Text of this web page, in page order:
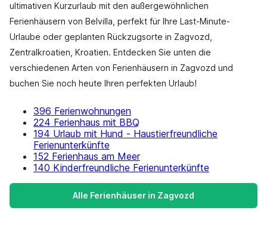
ultimativen Kurzurlaub mit den außergewöhnlichen
Ferienhäusern von Belvilla, perfekt für Ihre Last-Minute-
Urlaube oder geplanten Rückzugsorte in Zagvozd,
Zentralkroatien, Kroatien. Entdecken Sie unten die
verschiedenen Arten von Ferienhäusern in Zagvozd und
buchen Sie noch heute Ihren perfekten Urlaub!
396 Ferienwohnungen
224 Ferienhaus mit BBQ
194 Urlaub mit Hund - Haustierfreundliche
Ferienunterkünfte
152 Ferienhaus am Meer
140 Kinderfreundliche Ferienunterkünfte
Alle Ferienhäuser in Zagvozd